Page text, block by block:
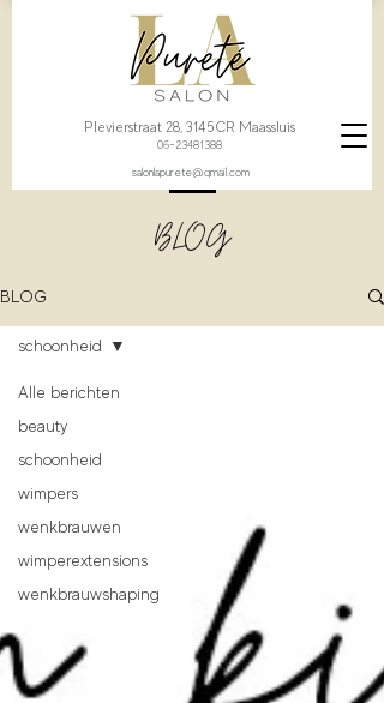
06-23481388
Plevierstraat 28, 3145CR Maassluis
salonlapurete@gmail.com
BLOG
BLOG
Alle berichten
beauty
schoonheid
wimpers
wenkbrauwen
wimperextensions
wenkbrauwshaping
schoonheid